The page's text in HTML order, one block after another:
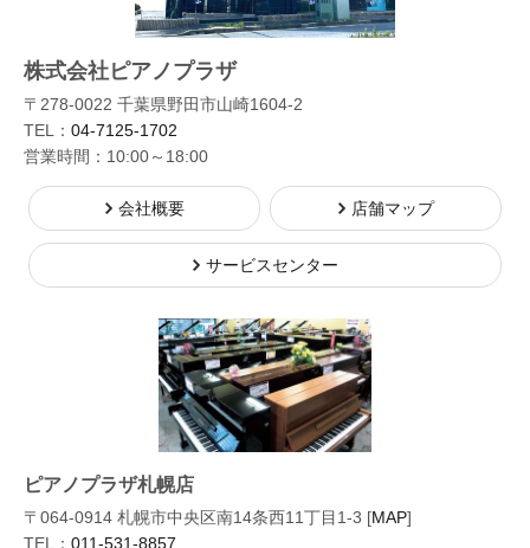
株式会社ピアノプラザ
〒278-0022 千葉県野田市山崎1604-2
TEL： 04-7125-1702
営業時間：10:00～18:00
会社概要 店舗マップ
サービスセンター
ピアノプラザ札幌店
〒064-0914 札幌市中央区南14条西11丁目1-3 [MAP]
TEL： 011-531-8857